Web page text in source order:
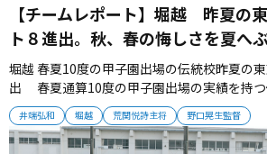
井端弘和 堀越 荒関悦詩主将 野口晃生監督
【チームレポート】堀越 昨夏の
ト８進出。秋、春の悔しさを夏へ
堀越 春夏10度の甲子園出場の伝統校昨夏の
出 春夏通算10度の甲子園出場の実績を持
東東京大会でベスト８となったチームは、再
見えてきた。 ■昨夏は３回戦で第１シード
抜で準優勝となるなど、輝かしい実績を持つ